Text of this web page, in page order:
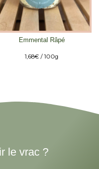
Emmental Râpé
1,68€ / 100g
le vrac ?